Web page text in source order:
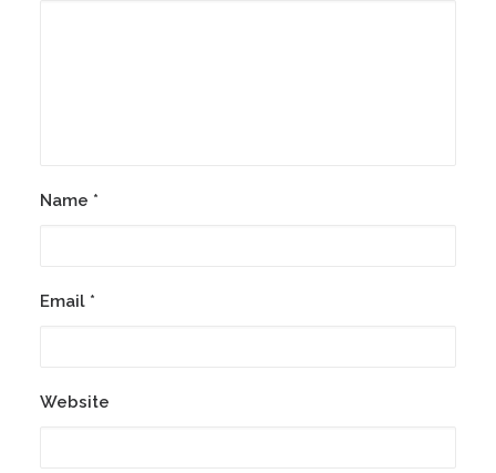
Name *
Email *
Website